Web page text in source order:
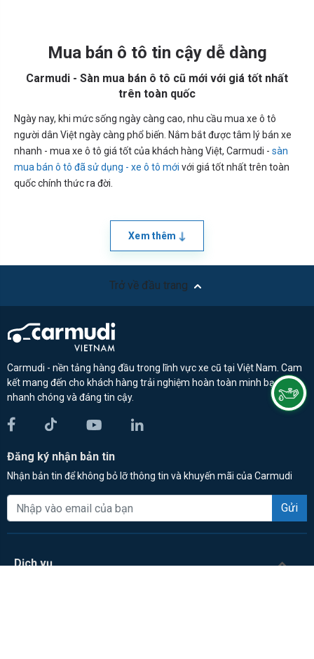
Mua bán ô tô tin cậy dễ dàng
Carmudi - Sàn mua bán ô tô cũ mới với giá tốt nhất
trên toàn quốc
Ngày nay, khi mức sống ngày càng cao, nhu cầu mua xe ô tô
người dân Việt ngày càng phổ biến. Nắm bắt được tâm lý bán xe
nhanh - mua xe ô tô giá tốt của khách hàng Việt, Carmudi - sàn
mua bán ô tô đã sử dụng - xe ô tô mới với giá tốt nhất trên toàn
quốc chính thức ra đời.
Xem thêm
Trở về đầu trang
Carmudi - nền tảng hàng đầu trong lĩnh vực xe cũ tại Việt Nam. Cam
kết mang đến cho khách hàng trải nghiệm hoàn toàn minh bạch,
nhanh chóng và đáng tin cậy.
Đăng ký nhận bản tin
Nhận bản tin để không bỏ lỡ thông tin và khuyến mãi của Carmudi
Gửi
Dịch vụ